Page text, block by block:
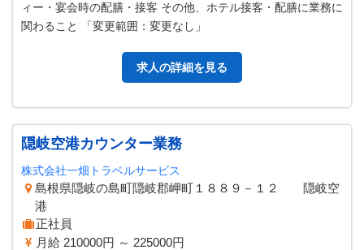
ィー・宴会時の配膳・接客 その他、ホテル接客・配膳に業務に
関わること 「変更範囲：変更なし」
求人の詳細を見る
隠岐空港カウンター業務
株式会社一畑トラベルサービス
島根県隠岐の島町隠岐郡岬町１８８９－１２ 隠岐空
港
正社員
月給 210000円 ～ 225000円